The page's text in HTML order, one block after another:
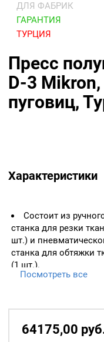
ДЛЯ ФАБРИК
ГАРАНТИЯ
ТУРЦИЯ
Пресс
D-3
пуговиц,
Характеристики
Состоит из
станка для резки
шт.) и
станка для обтяжки
(1 шт.).
выбор №28, №32,
любой другой
запросу, нож
Посмотреть все
64175,00 р